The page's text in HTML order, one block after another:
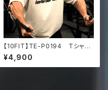
【10FIT】TE-P0194 Ｔシャ
ツ トレーニング 筋トレ 10F
ITアートデザイン Oversize
d faded t-shirt
¥4,900